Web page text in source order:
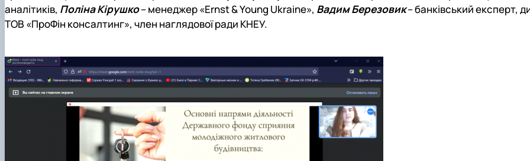
аналітиків, Поліна Кірушко– менеджер «Ernst & Young Ukraine», Вадим Березовик– банківський експерт,
ТОВ «ПроФін консалтинг», член наглядової ради КНЕУ.